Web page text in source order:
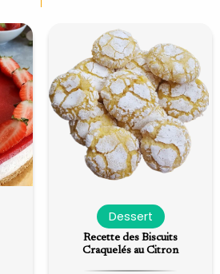
Dessert
Recette des Biscuits
Craquelés au Citron